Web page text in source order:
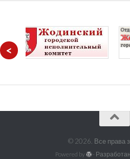
<
© 2026. Все права
Powered by -